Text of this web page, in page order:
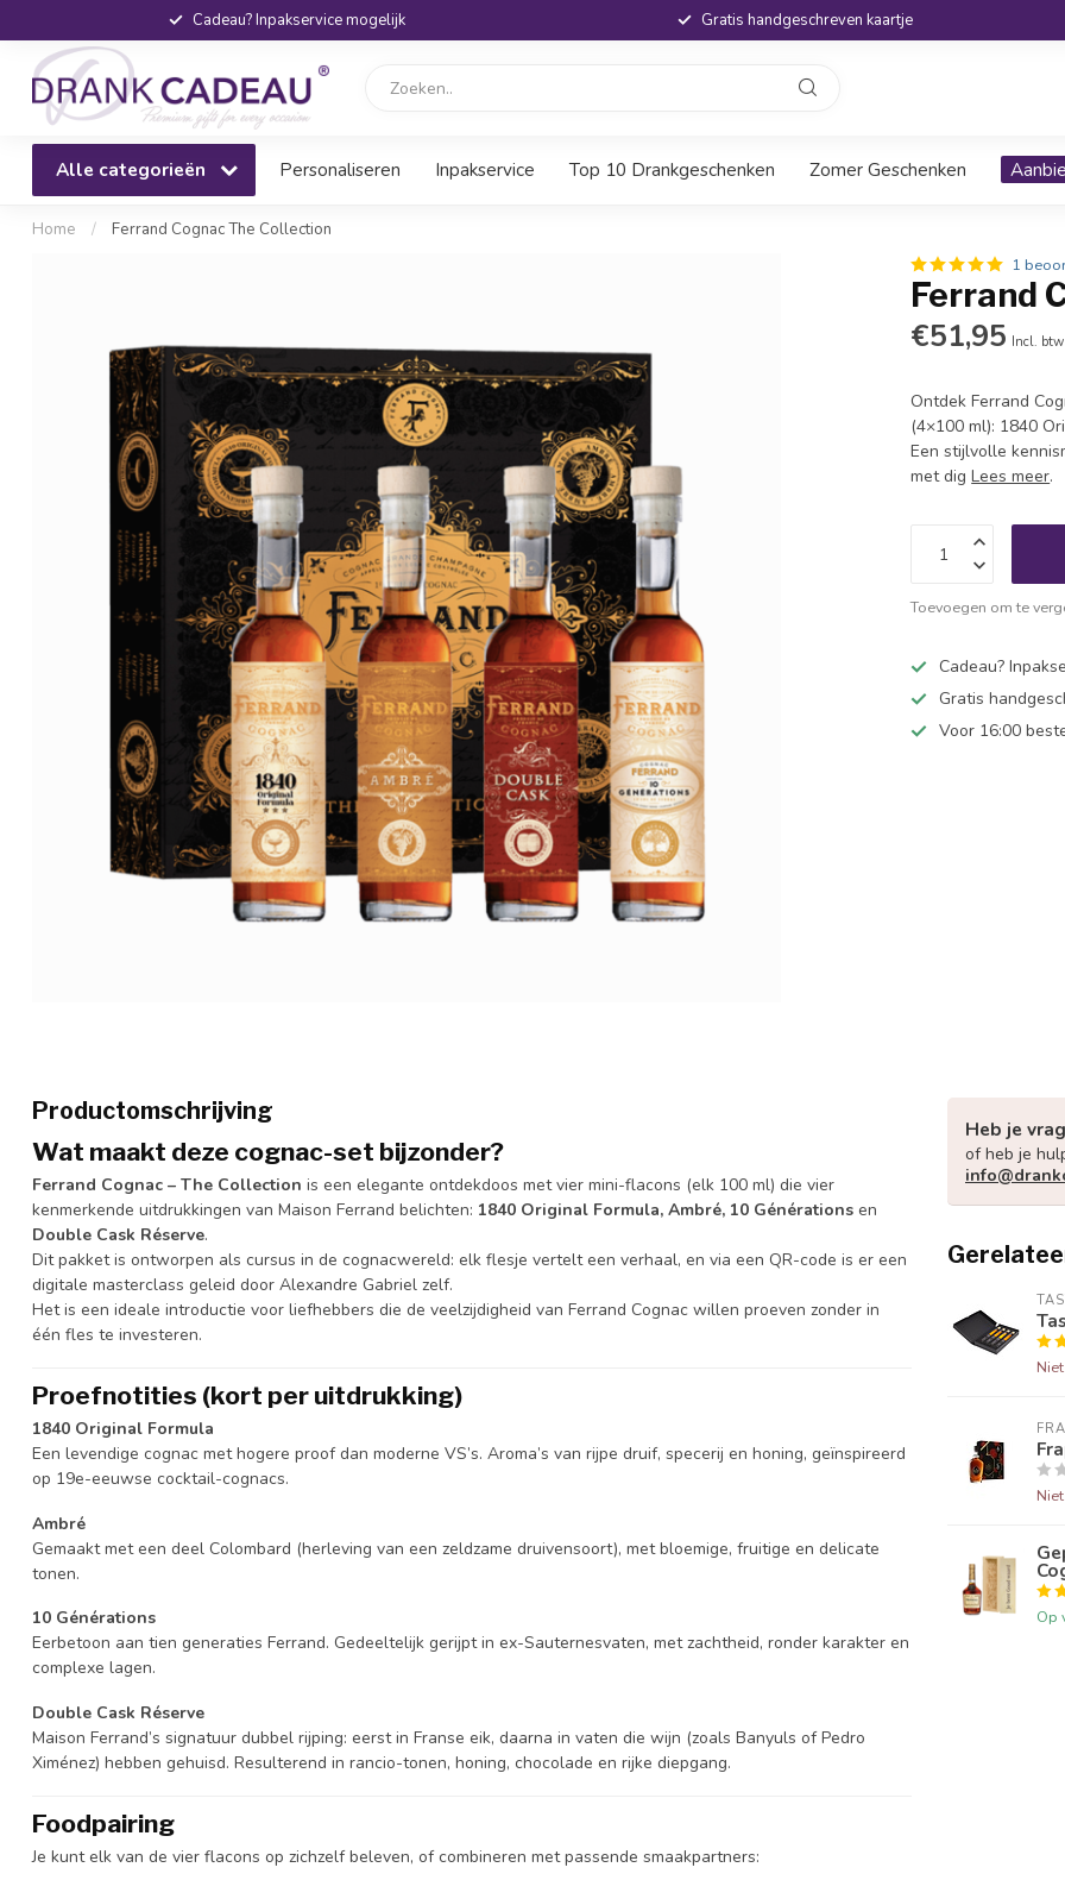
Cadeau? Inpakservice mogelijk Gratis handgeschreven kaartje
Alle categorieën Personaliseren Inpakservice Top 10 Drankgeschenken Zomer Geschenken
Home / Ferrand Cognac The Collection
1
Ferrand
€51,95 Incl. btw
Ontdek Ferrand
(4×100 ml): 1840
Een stijlvolle
met digLees meer.
Toevoegen om te
Cadeau?
Gratis
Voor 16:00
Productomschrijving
Wat maakt deze cognac-set bijzonder?
Ferrand Cognac – The Collection is een elegante ontdekdoos met vier mini-flacons (elk 100 ml) die vier
kenmerkende uitdrukkingen van Maison Ferrand belichten: 1840 Original Formula, Ambré, 10 Générations en
Double Cask Réserve.
Dit pakket is ontworpen als cursus in de cognacwereld: elk flesje vertelt een verhaal, en via een QR-code is er een
digitale masterclass geleid door Alexandre Gabriel zelf.
Het is een ideale introductie voor liefhebbers die de veelzijdigheid van Ferrand Cognac willen proeven zonder in
één fles te investeren.
Proefnotities (kort per uitdrukking)
1840 Original Formula
Een levendige cognac met hogere proof dan moderne VS’s. Aroma’s van rijpe druif, specerij en honing, geïnspireerd
op 19e-eeuwse cocktail-cognacs.
Ambré
Gemaakt met een deel Colombard (herleving van een zeldzame druivensoort), met bloemige, fruitige en delicate
tonen.
10 Générations
Eerbetoon aan tien generaties Ferrand. Gedeeltelijk gerijpt in ex-Sauternesvaten, met zachtheid, ronder karakter en
complexe lagen.
Double Cask Réserve
Maison Ferrand’s signatuur dubbel rijping: eerst in Franse eik, daarna in vaten die wijn (zoals Banyuls of Pedro
Ximénez) hebben gehuisd. Resulterend in rancio-tonen, honing, chocolade en rijke diepgang.
Foodpairing
Je kunt elk van de vier flacons op zichzelf beleven, of combineren met passende smaakpartners:
Heb je
of heb je
Op